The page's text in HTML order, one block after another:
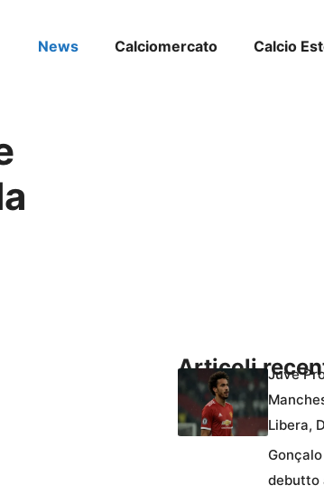
News Calciomercato Calcio
Articoli
Juve
Libera,
debutto